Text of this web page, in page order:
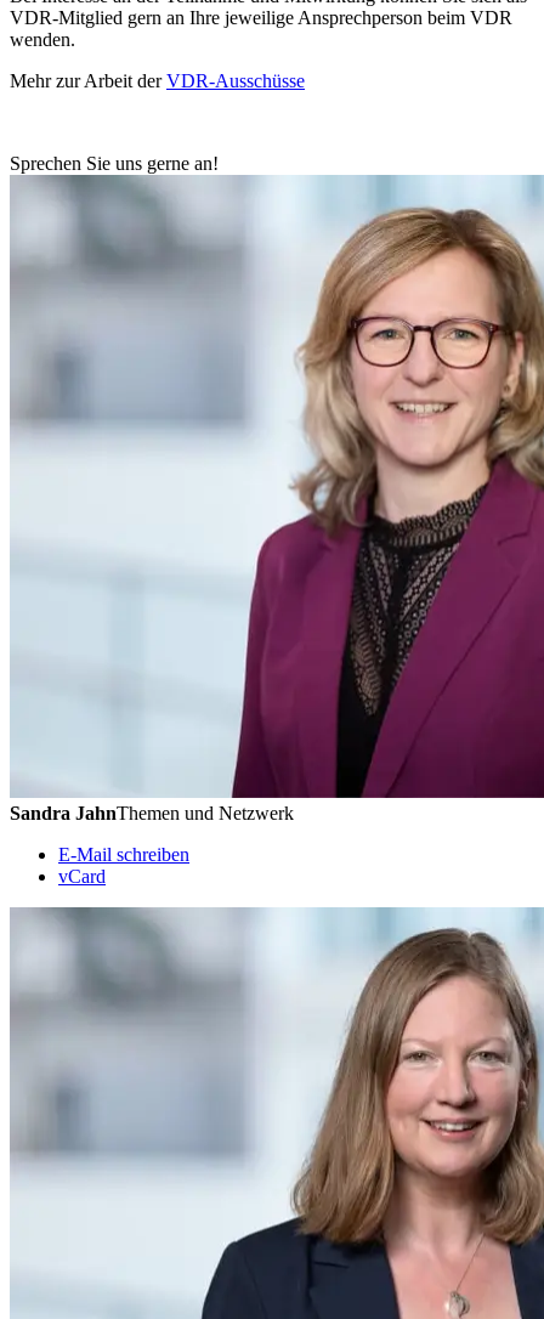
VDR-Mitglied gern an Ihre jeweilige Ansprechperson beim VDR
wenden.
Mehr zur Arbeit derVDR-Ausschüsse
Sprechen Sie uns gerne an!
Sandra JahnThemen und Netzwerk
E-Mail schreiben
vCard